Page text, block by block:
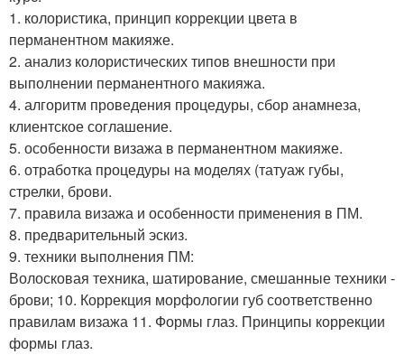
1. колористика, принцип коррекции цвета в
перманентном макияже.
2. анализ колористических типов внешности при
выполнении перманентного макияжа.
4. алгоритм проведения процедуры, сбор анамнеза,
клиентское соглашение.
5. особенности визажа в перманентном макияже.
6. отработка процедуры на моделях (татуаж губы,
стрелки, брови.
7. правила визажа и особенности применения в ПМ.
8. предварительный эскиз.
9. техники выполнения ПМ:
Волосковая техника, шатирование, смешанные техники -
брови; 10. Коррекция морфологии губ соответственно
правилам визажа 11. Формы глаз. Принципы коррекции
формы глаз.